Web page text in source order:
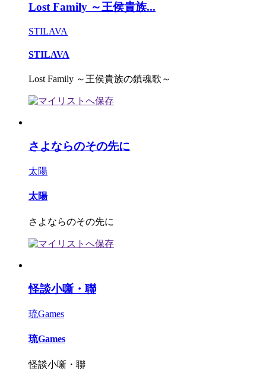
Lost Family ～王侯貴族...
STILAVA
STILAVA
Lost Family ～王侯貴族の鎮魂歌～
さよならのその先に
太陽
太陽
さよならのその先に
怪談小噺・聯
琉Games
琉Games
怪談小噺・聯